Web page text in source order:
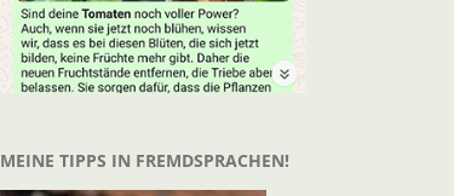
MEINE TIPPS IN FREMDSPRACHEN!